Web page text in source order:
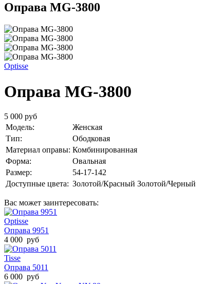
Оправа MG-3800
Optisse
Оправа MG-3800
5 000 руб
Модель:
Женская
Тип:
Ободковая
Материал оправы: Комбинированная
Форма:
Овальная
Размер:
54-17-142
Доступные цвета: Золотой/Красный Золотой/Черный
Вас может заинтересовать:
Optisse
Оправа 9951
4 000 руб
Tisse
Оправа 5011
6 000 руб